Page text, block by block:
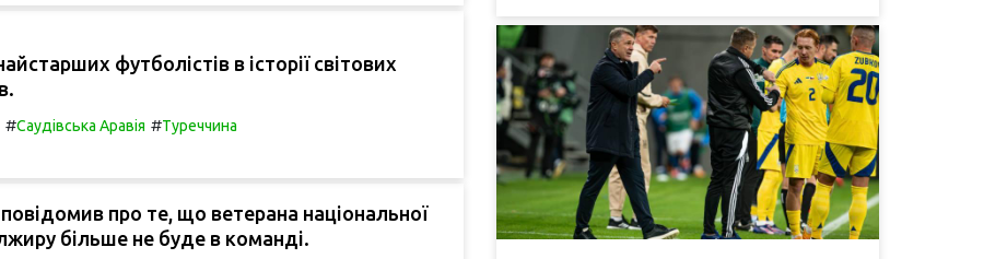
футболістів в історії світових
#Саудівська Аравія #Туреччина
про те, що ветерана національної
більше не буде в команді.